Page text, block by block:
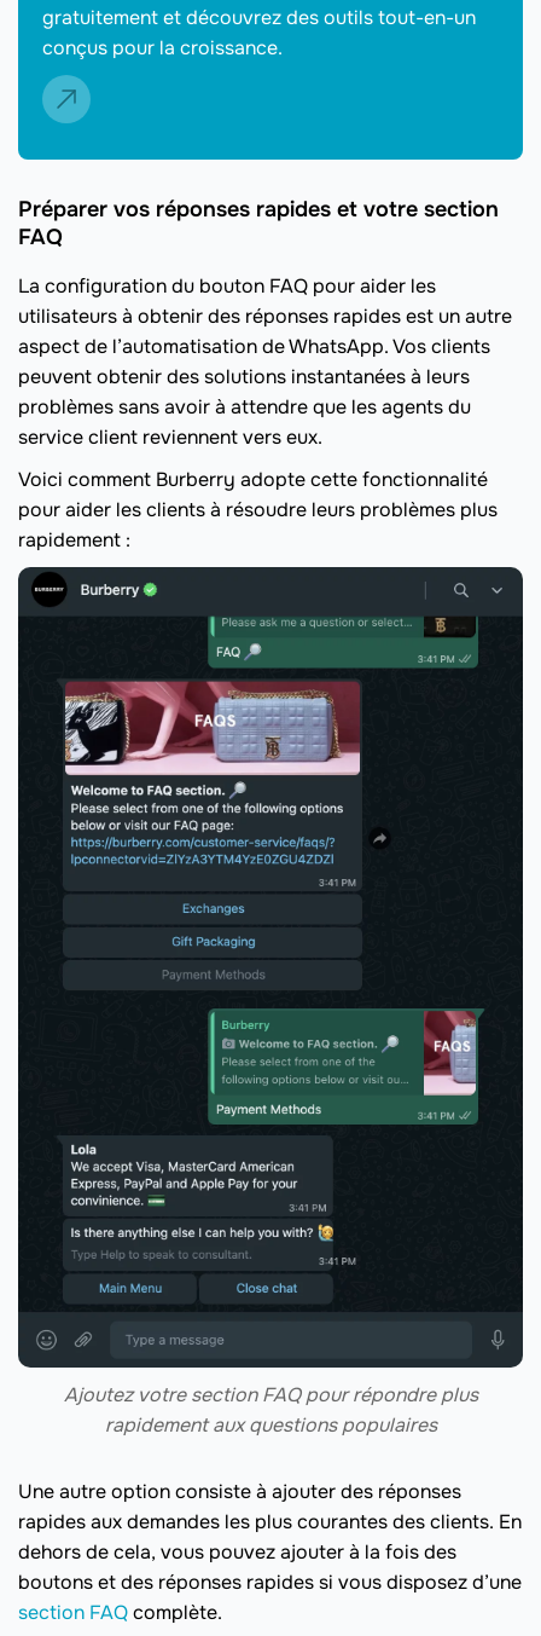
gratuitement et découvrez des outils tout-en-un
conçus pour la croissance.
Préparer vos réponses rapides et votre section
FAQ
La configuration du bouton FAQ pour aider les
utilisateurs à obtenir des réponses rapides est un autre
aspect de l’automatisation de WhatsApp. Vos clients
peuvent obtenir des solutions instantanées à leurs
problèmes sans avoir à attendre que les agents du
service client reviennent vers eux.
Voici comment Burberry adopte cette fonctionnalité
pour aider les clients à résoudre leurs problèmes plus
rapidement :
Ajoutez votre section FAQ pour répondre plus
rapidement aux questions populaires
Une autre option consiste à ajouter des réponses
rapides aux demandes les plus courantes des clients. En
dehors de cela, vous pouvez ajouter à la fois des
boutons et des réponses rapides si vous disposez d’une
section FAQcomplète.